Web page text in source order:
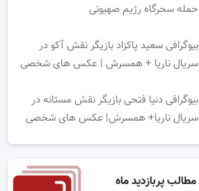
حمله سحرگاه رژیم صهیونی
بیوگرافی سعید پاکزاد بازیگر نقش آکو در
سریال ناریا + همسرش | عکس های شخصی
بیوگرافی دنیا فتحی بازیگر نقش مستانه در
سریال ناریا+ همسرش| عکس های شخصی
مطالب پربازدید ماه